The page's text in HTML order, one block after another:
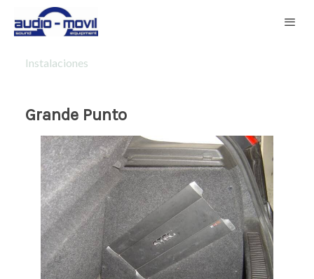
Instalaciones
Grande Punto